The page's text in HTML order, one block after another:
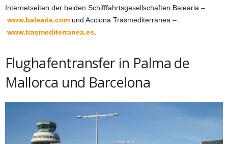
Internetseiten der beiden Schifffahrtsgesellschaften Balearia –
www.balearia.com und Acciona Trasmediterranea –
www.trasmediterranea.es
Flughafentransfer in Palma de
Mallorca und Barcelona